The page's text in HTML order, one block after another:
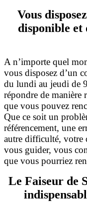
Vous
disponible et
A n’importe quel
vous disposez d’un
du lundi au jeudi de
répondre de manière
que vous pouvez
Que ce soit un
référencement, une
autre difficulté, votre
vous guider, vous
que vous pourriez
Le Faiseur de